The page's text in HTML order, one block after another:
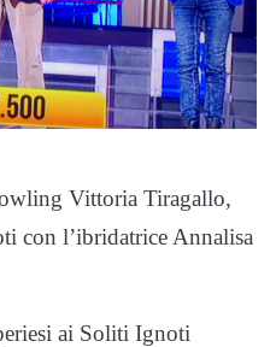
Vittoria Tiragallo,
con l’ibridatrice Annalisa
ai Soliti Ignoti